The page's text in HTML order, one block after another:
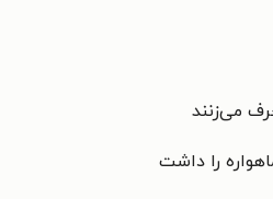
می‌زنند
را داشت